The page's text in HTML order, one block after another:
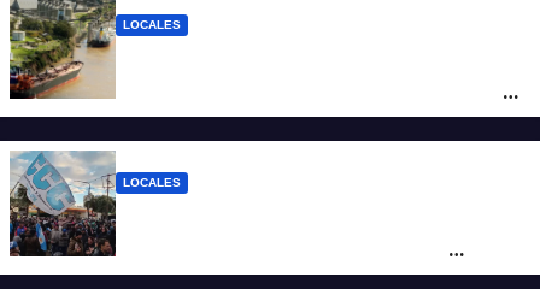
LOCALES
posicionar los puertos del sur de Santa Fe
como salida para las exportaciones
LOCALES
sociales y sindicales